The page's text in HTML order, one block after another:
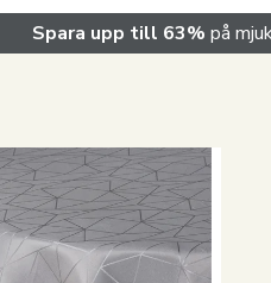
Spara upp till 63% på